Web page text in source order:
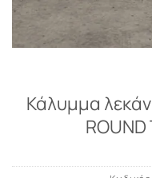
Κάλυμμα
ROUND